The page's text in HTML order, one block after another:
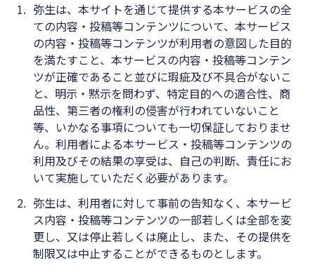
1. 弥生は、本サイトを通じて提供する本サービスの全
ての内容・投稿等コンテンツについて、本サービス
の内容・投稿等コンテンツが利用者の意図した目的
を満たすこと、本サービスの内容・投稿等コンテン
ツが正確であること並びに瑕疵及び不具合がないこ
と、明示・黙示を問わず、特定目的への適合性、商
品性、第三者の権利の侵害が行われていないこと
等、いかなる事項についても一切保証しておりませ
ん。利用者による本サービス・投稿等コンテンツの
利用及びその結果の享受は、自己の判断、責任にお
いて実施していただく必要があります。
2. 弥生は、利用者に対して事前の告知なく、本サービ
ス内容・投稿等コンテンツの一部若しくは全部を変
更し、又は停止若しくは廃止し、また、その提供を
制限又は中止することができるものとします。